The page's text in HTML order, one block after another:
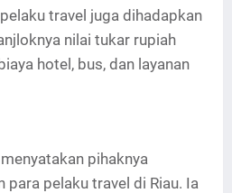
travel juga dihadapkan
nilai tukar rupiah
hotel, bus, dan layanan
pihaknya
para pelaku travel di Riau. Ia